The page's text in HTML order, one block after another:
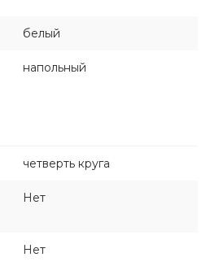
белый
напольный
четверть круга
Нет
Нет